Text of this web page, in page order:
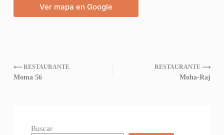
Ver mapa en Google
⟵ RESTAURANTE
Moma 56
RESTAURANTE ⟶
Moha-Raj
Buscar